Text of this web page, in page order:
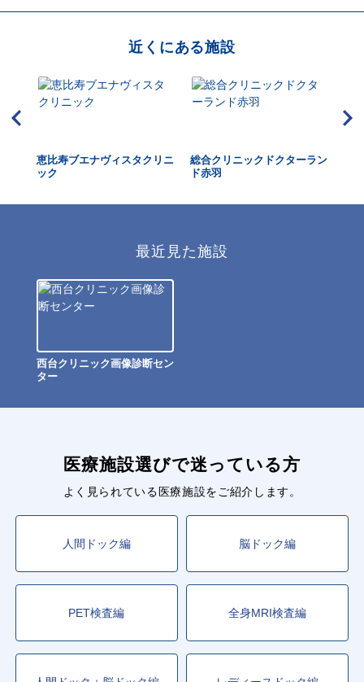
近くにある施設
恵比寿ブエナヴィスタクリニ
ック
総合クリニックドクターラン
ド赤羽
最近見た施設
西台クリニック画像診断セン
ター
医療施設選びで迷っている方
よく見られている医療施設をご紹介します。
人間ドック編 脳ドック編
PET検査編 全身MRI検査編